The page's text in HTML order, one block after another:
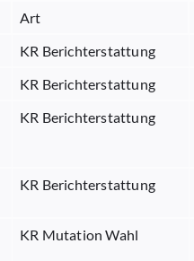
Art
KR Berichterstattung
KR Berichterstattung
KR Berichterstattung
KR Berichterstattung
KR Mutation Wahl